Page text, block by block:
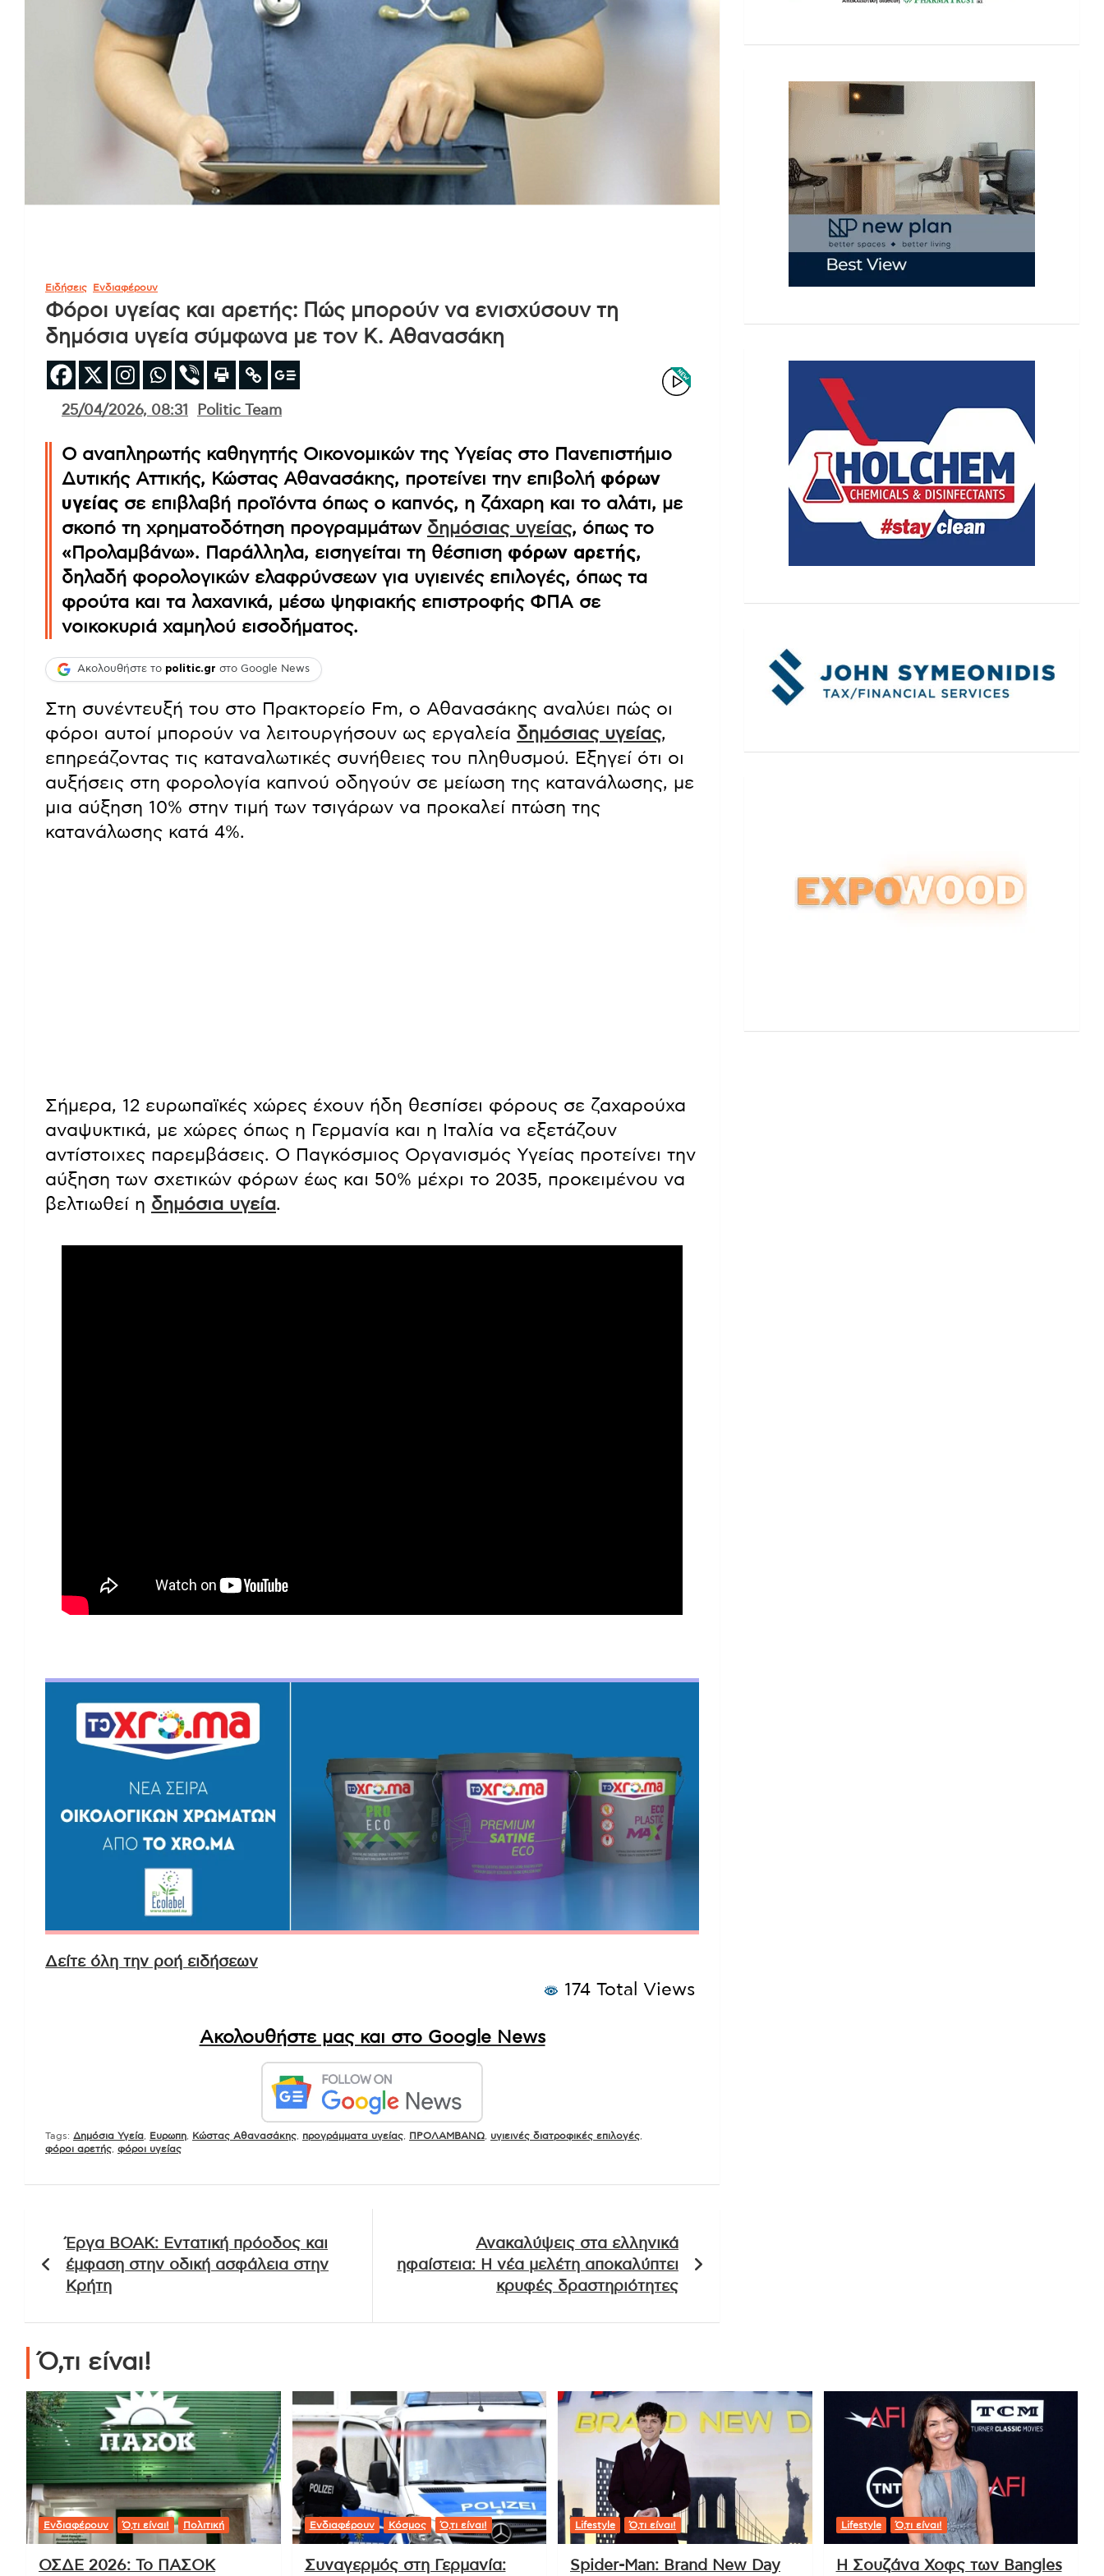
Ειδήσεις Ενδιαφέρουν
Φόροι υγείας και αρετής: Πώς μπορούν να ενισχύσουν τη
δημόσια υγεία σύμφωνα με τον Κ. Αθανασάκη
25/04/2026, 08:31 Politic Team
Ο αναπληρωτής καθηγητής Οικονομικών της Υγείας στο Πανεπιστήμιο
Δυτικής Αττικής, Κώστας Αθανασάκης, προτείνει την επιβολή φόρων
υγείας σε επιβλαβή προϊόντα όπως ο καπνός, η ζάχαρη και το αλάτι, με
σκοπό τη χρηματοδότηση προγραμμάτων δημόσιας υγείας, όπως το
«Προλαμβάνω». Παράλληλα, εισηγείται τη θέσπιση φόρων αρετής,
δηλαδή φορολογικών ελαφρύνσεων για υγιεινές επιλογές, όπως τα
φρούτα και τα λαχανικά, μέσω ψηφιακής επιστροφής ΦΠΑ σε
νοικοκυριά χαμηλού εισοδήματος.
Ακολουθήστε το politic.gr στο Google News
Στη συνέντευξή του στο Πρακτορείο Fm, ο Αθανασάκης αναλύει πώς οι
φόροι αυτοί μπορούν να λειτουργήσουν ως εργαλεία δημόσιας υγείας,
επηρεάζοντας τις καταναλωτικές συνήθειες του πληθυσμού. Εξηγεί ότι οι
αυξήσεις στη φορολογία καπνού οδηγούν σε μείωση της κατανάλωσης, με
μια αύξηση 10% στην τιμή των τσιγάρων να προκαλεί πτώση της
κατανάλωσης κατά 4%.
Σήμερα, 12 ευρωπαϊκές χώρες έχουν ήδη θεσπίσει φόρους σε ζαχαρούχα
αναψυκτικά, με χώρες όπως η Γερμανία και η Ιταλία να εξετάζουν
αντίστοιχες παρεμβάσεις. Ο Παγκόσμιος Οργανισμός Υγείας προτείνει την
αύξηση των σχετικών φόρων έως και 50% μέχρι το 2035, προκειμένου να
βελτιωθεί η δημόσια υγεία.
Δείτε όλη την ροή ειδήσεων
174 Total Views
Ακολουθήστε μας και στο Google News
Tags: Δημόσια Υγεία Ευρωπη Κώστας Αθανασάκης προγράμματα υγείας ΠΡΟΛΑΜΒΑΝΩ υγιεινές διατροφικές επιλογές
φόροι αρετής φόροι υγείας
άρθρων
Έργα ΒΟΑΚ: Εντατική πρόοδος και
έμφαση στην οδική ασφάλεια στην
Κρήτη
Ανακαλύψεις στα ελληνικά
ηφαίστεια: Η νέα μελέτη αποκαλύπτει
κρυφές δραστηριότητες
Ό,τι είναι!
Ενδιαφέρουν Ό,τι είναι! Πολιτική
ΟΣΔΕ 2026: Το ΠΑΣΟΚ
Ενδιαφέρουν Κόσμος Ό,τι είναι!
Συναγερμός στη Γερμανία:
Lifestyle Ό,τι είναι!
Spider-Man: Brand New Day
Lifestyle Ό,τι είναι!
Η Σουζάνα Χοφς των Bangles